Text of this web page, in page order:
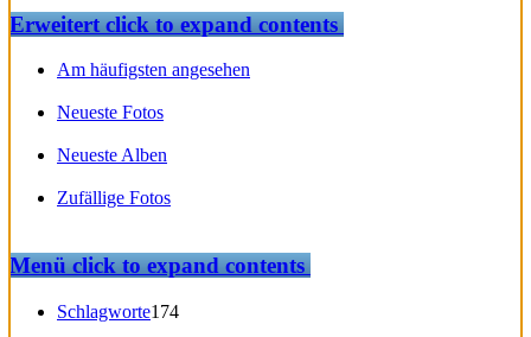
Erweitertclick to expand contents
Am häufigsten angesehen
Neueste Fotos
Neueste Alben
Zufällige Fotos
Menüclick to expand contents
Schlagworte174